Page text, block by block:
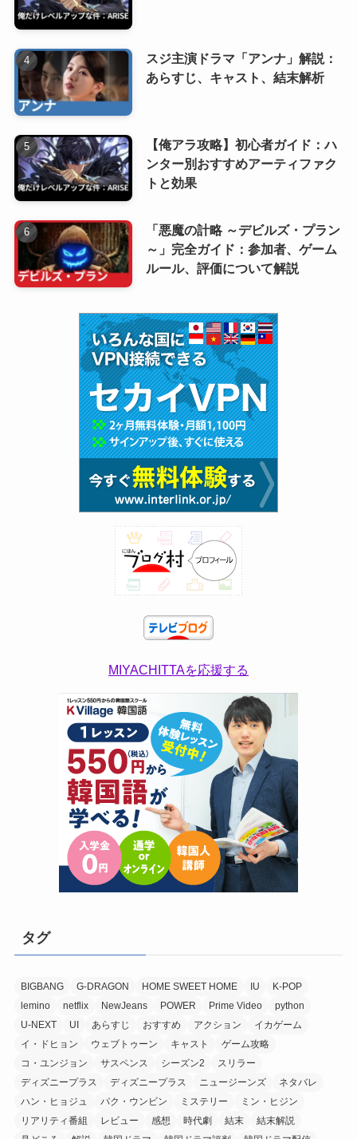
スジ主演ドラマ「アンナ」解説：
あらすじ、キャスト、結末解析
【俺アラ攻略】初心者ガイド：ハ
ンター別おすすめアーティファク
トと効果
「悪魔の計略 ～デビルズ・プラン
～」完全ガイド：参加者、ゲーム
ルール、評価について解説
MIYACHITTAを応援する
タグ
BIGBANG G-DRAGON HOME SWEET HOME IU
K-POP
lemino
netflix NewJeans POWER Prime Video
python
U-NEXT
UI あらすじ おすすめ アクション
イカゲーム
イ・ドヒョン
ウェブトゥーン キャスト
ゲーム攻略
コ・ユンジョン
サスペンス シーズン2
スリラー
ディズニープラス
ディズニープラス ニュージーンズ
ネタバレ
ハン・ヒョジュ
パク・ウンビン ミステリー
ミン・ヒジン
リアリティ番組
レビュー 感想 時代劇 結末
結末解説